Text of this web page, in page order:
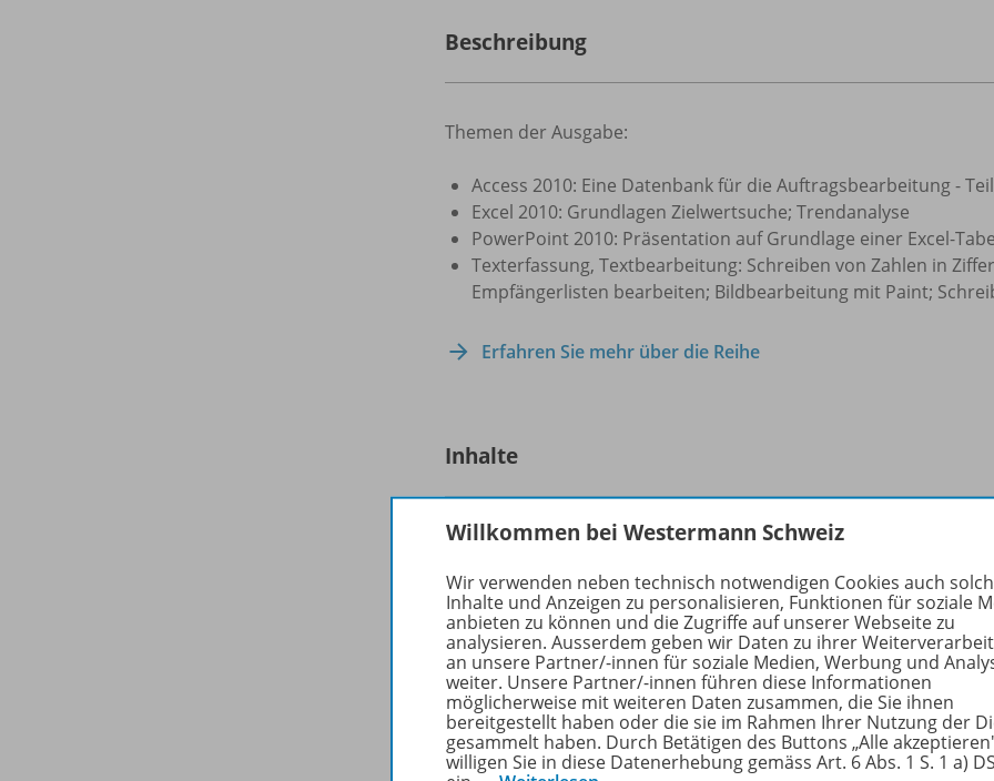
Beschreibung
Themen der Ausgabe:
Access 2010: Eine Datenbank für die Auftragsbearbeitung -
Excel 2010: Grundlagen Zielwertsuche; Trendanalyse
PowerPoint 2010: Präsentation auf Grundlage einer Excel-
Texterfassung, Textbearbeitung: Schreiben von Zahlen in
Empfängerlisten bearbeiten; Bildbearbeitung mit Paint;
Erfahren Sie mehr über die Reihe
Inhalte
Eine Datenbank für die
Auftragsbearbeitung - Teil 2
Access 2010
Zielwertsuche (Grundlagen)
Excel 2010
Willkommen bei Westermann Schweiz
Wir verwenden neben technisch notwendigen Cookies auch
Inhalte und Anzeigen zu personalisieren, Funktionen für soziale
anbieten zu können und die Zugriffe auf unserer Webseite zu
analysieren. Ausserdem geben wir Daten zu ihrer
an unsere Partner/-innen für soziale Medien, Werbung und
weiter. Unsere Partner/-innen führen diese Informationen
möglicherweise mit weiteren Daten zusammen, die Sie ihnen
bereitgestellt haben oder die sie im Rahmen Ihrer Nutzung der
gesammelt haben. Durch Betätigen des Buttons „Alle
willigen Sie in diese Datenerhebung gemäss Art. 6 Abs. 1 S. 1 a)